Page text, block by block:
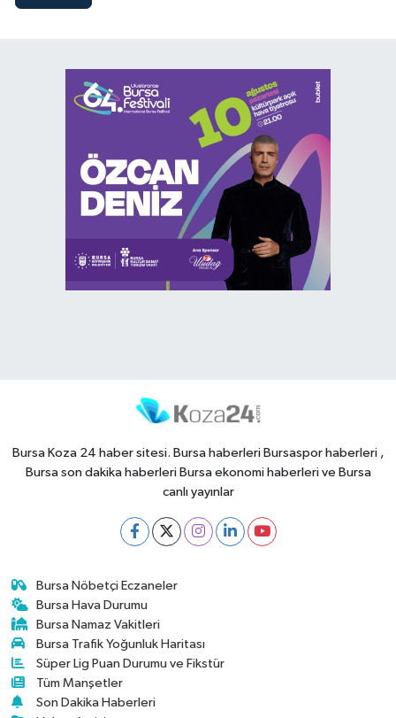
Bursa Koza 24 haber sitesi. Bursa haberleri Bursaspor haberleri ,
Bursa son dakika haberleri Bursa ekonomi haberleri ve Bursa
canlı yayınlar
Bursa Nöbetçi Eczaneler
Bursa Hava Durumu
Bursa Namaz Vakitleri
Bursa Trafik Yoğunluk Haritası
Süper Lig Puan Durumu ve Fikstür
Tüm Manşetler
Son Dakika Haberleri